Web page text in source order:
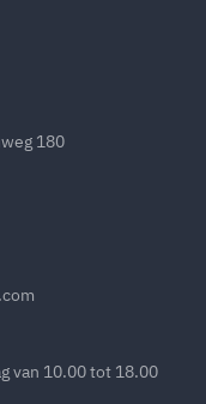
180
van 10.00 tot 18.00